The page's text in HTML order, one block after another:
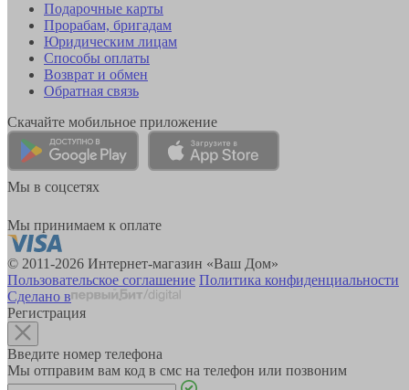
Подарочные карты
Прорабам, бригадам
Юридическим лицам
Способы оплаты
Возврат и обмен
Обратная связь
Скачайте мобильное приложение
Мы в соцсетях
Мы принимаем к оплате
© 2011-2026 Интернет-магазин «Ваш Дом»
Пользовательское соглашение Политика конфиденциальности
Сделано в
Регистрация
Введите номер телефона
Мы отправим вам код в смс на телефон или позвоним